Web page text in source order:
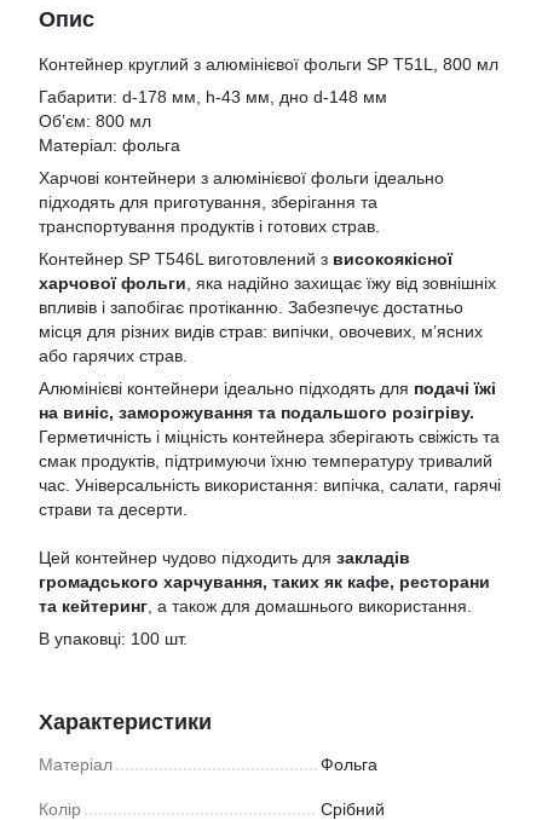
Опис
Контейнер круглий з алюмінієвої фольги SP T51L, 800 мл
Габарити: d-178 мм, h-43 мм, дно d-148 мм
Об’єм: 800 мл
Матеріал: фольга
Харчові контейнери з алюмінієвої фольги ідеально
підходять для приготування, зберігання та
транспортування продуктів і готових страв.
Контейнер SP T546L виготовлений з високоякісної
харчової фольги , яка надійно захищає їжу від зовнішніх
впливів і запобігає протіканню. Забезпечує достатньо
місця для різних видів страв: випічки, овочевих, м’ясних
або гарячих страв.
Алюмінієві контейнери ідеально підходять для подачі їжі
на виніс, заморожування та подальшого розігріву.
Герметичність і міцність контейнера зберігають свіжість та
смак продуктів, підтримуючи їхню температуру тривалий
час. Універсальність використання: випічка, салати, гарячі
страви та десерти.
Цей контейнер чудово підходить для закладів
громадського харчування, таких як кафе, ресторани
та кейтеринг , а також для домашнього використання.
В упаковці: 100 шт.
Характеристики
Матеріал Фольга
Колір Срібний